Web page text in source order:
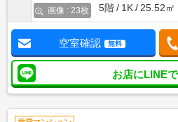
画像 : 23枚
5階
1K 25.52㎡
空室確認 無料
お店にLINE